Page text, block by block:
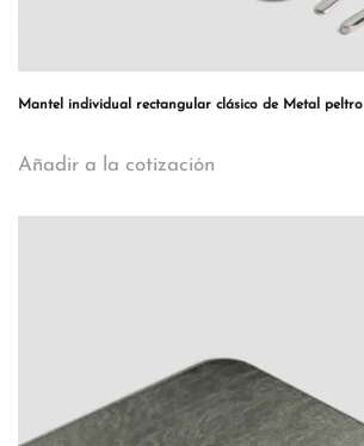
Mantel individual rectangular clásico de Metal peltro
Añadir a la cotización